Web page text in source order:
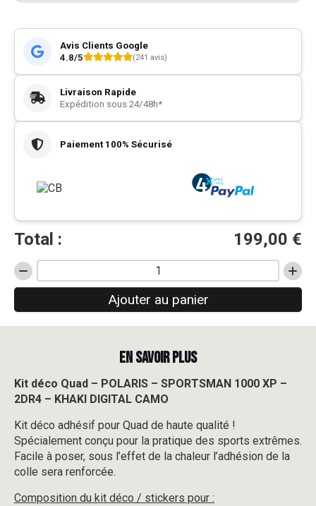
Avis Clients Google
4.8/5
(241 avis)
Livraison Rapide
Expédition sous 24/48h*
Paiement 100% Sécurisé
Total : 199,00 €
quantité
de
Quad
SPORTSMAN
1000
-
2DR4
-
KHAKI
DIGITAL
CAMO
Ajouter au panier
EN SAVOIR PLUS
Kit déco Quad – POLARIS – SPORTSMAN 1000 XP –
2DR4 – KHAKI DIGITAL CAMO
Kit déco adhésif pour Quad de haute qualité !
Spécialement conçu pour la pratique des sports extrêmes.
Facile à poser, sous l’effet de la chaleur l’adhésion de la
colle sera renforcée.
Composition du kit déco / stickers pour :